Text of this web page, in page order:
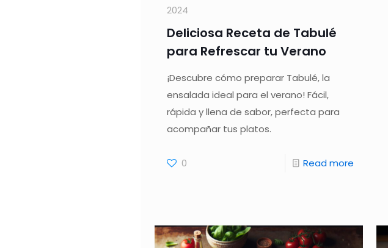
2024
Deliciosa Receta de Tabulé
para Refrescar tu Verano
¡Descubre cómo preparar Tabulé, la
ensalada ideal para el verano! Fácil,
rápida y llena de sabor, perfecta para
acompañar tus platos.
0 Read more